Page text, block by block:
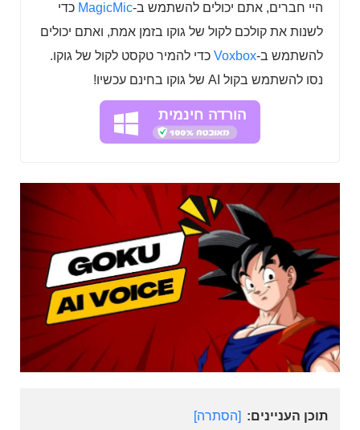
היי חברים, אתם יכולים להשתמש ב-MagicMic כדי
לשנות את קולכם לקול של גוקו בזמן אמת, ואתם יכולים
להשתמש ב-Voxbox כדי להמיר טקסט לקול של גוקו.
נסו להשתמש בקול AI של גוקו בחינם עכשיו!
הורדה חינמית
תוכן העניינים: הסתרה